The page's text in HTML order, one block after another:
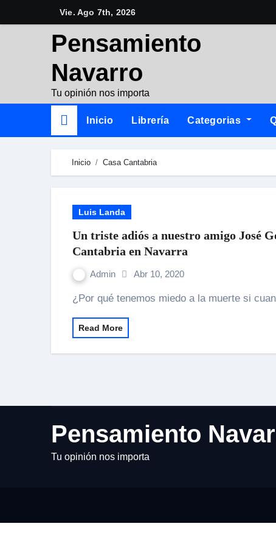
to
Vie. Ago 7th, 2026
Pensamiento
Navarro
Tu opinión nos importa
Inicio Librería Categorias
Inicio Casa Cantabria
Luis Landa
Un triste adiós a nuestro amigo José
Cantabria en Navarra
Admin Abr 10, 2020
¿Por qué tenemos miedo a la muerte si
Read More
Pensamiento
Tu opinión nos importa